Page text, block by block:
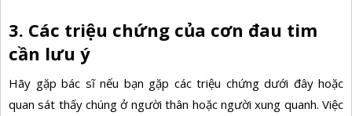
3. Các triệu chứng của cơn đau tim
cần lưu ý
Hãy gặp bác sĩ nếu bạn gặp các triệu chứng dưới đây hoặc
quan sát thấy chúng ở người thân hoặc người xung quanh. Việc